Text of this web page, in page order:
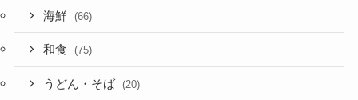
海鮮 (66)
和食 (75)
うどん・そば (20)